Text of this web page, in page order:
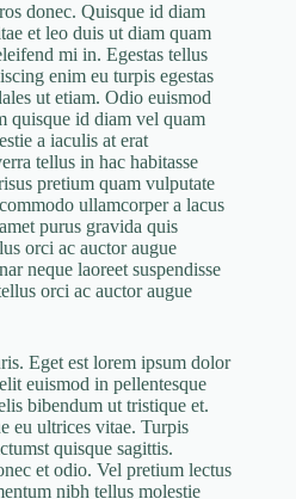
donec. Quisque id diam
et leo duis ut diam quam
mi in. Egestas tellus
enim eu turpis egestas
ut etiam. Odio euismod
quisque id diam vel quam
a iaculis at erat
tellus in hac habitasse
pretium quam vulputate
ullamcorper a lacus
purus gravida quis
orci ac auctor augue
neque laoreet suspendisse
orci ac auctor augue
Eget est lorem ipsum dolor
euismod in pellentesque
bibendum ut tristique et.
eu ultrices vitae. Turpis
quisque sagittis.
et odio. Vel pretium lectus
nibh tellus molestie